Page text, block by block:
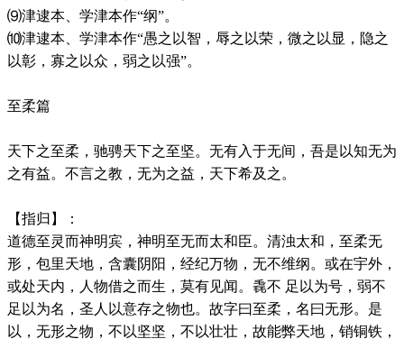
⑼津逮本、学津本作“纲”。
⑽津逮本、学津本作“愚之以智，辱之以荣，微之以显，隐之
以彰，寡之以众，弱之以强”。
至柔篇
天下之至柔，驰骋天下之至坚。无有入于无间，吾是以知无为
之有益。不言之教，无为之益，天下希及之。
【指归】：
道德至灵而神明宾，神明至无而太和臣。清浊太和，至柔无
形，包里天地，含囊阴阳，经纪万物，无不维纲。或在宇外，
或处天内，人物借之而生，莫有见闻。毳不 足以为号，弱不
足以为名，圣人以意存之物也。故字曰至柔，名曰无形。是
以，无形之物，不以坚坚，不以壮壮，故能弊天地，销铜铁，